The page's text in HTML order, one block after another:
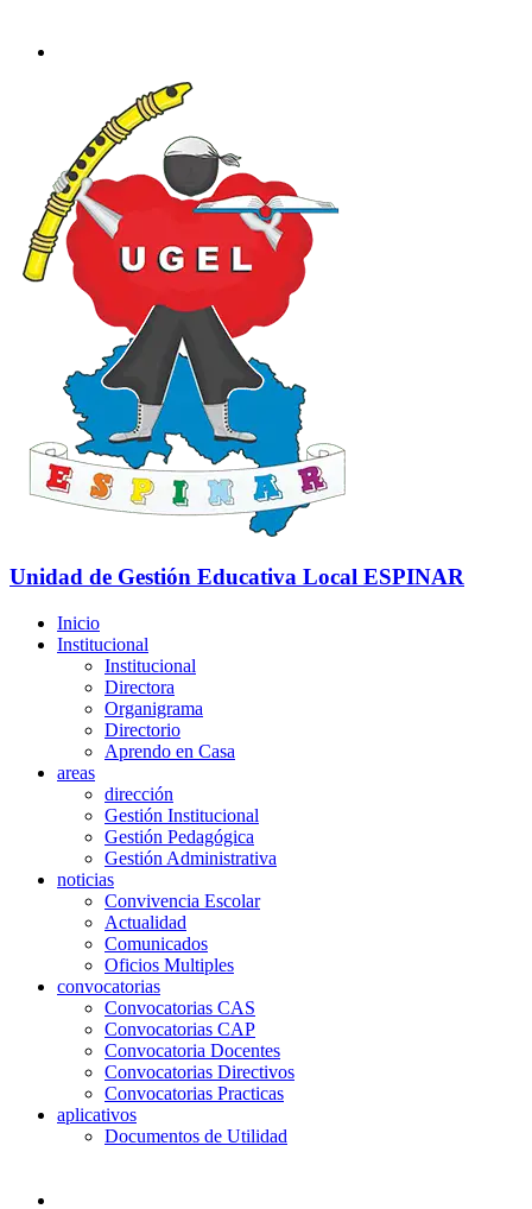
Unidad de Gestión Educativa Local ESPINAR
Inicio
Institucional
Institucional
Directora
Organigrama
Directorio
Aprendo en Casa
areas
dirección
Gestión Institucional
Gestión Pedagógica
Gestión Administrativa
noticias
Convivencia Escolar
Actualidad
Comunicados
Oficios Multiples
convocatorias
Convocatorias CAS
Convocatorias CAP
Convocatoria Docentes
Convocatorias Directivos
Convocatorias Practicas
aplicativos
Documentos de Utilidad